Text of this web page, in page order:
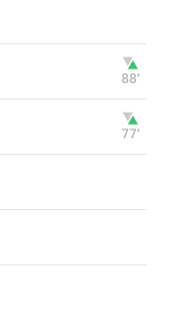
88‎’‎
77‎’‎